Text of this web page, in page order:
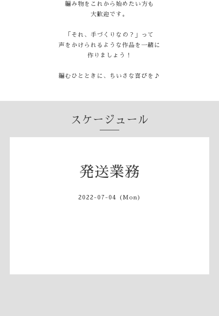
編み物をこれから始めたい方も
大歓迎です。
「それ、手づくりなの？」って
声をかけられるような作品を一緒に
作りましょう！
編むひとときに、ちいさな喜びを♪
スケージュール
発送業務
2022-07-04 (Mon)